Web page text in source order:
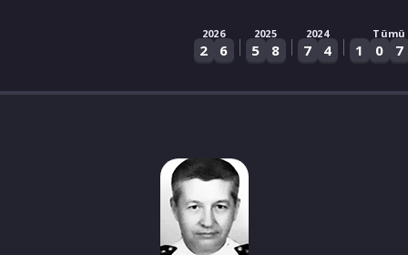
2026
2 6 |
2025
5 8 |
2024
7 4 |
Tümü
1 0 7